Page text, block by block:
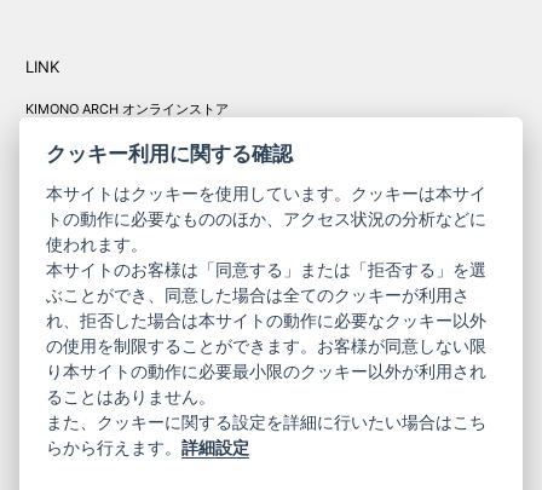
LINK
KIMONO ARCH オンラインストア
コーポレート
サイト
きものやまと振
袖
サイト
ニュースレター
ご利用案内
お問い合わせ
プライバシーポリシー
特定商取引法に基づく表記
ご利用規約
クッキー利用に関する確認
本サイトはクッキーを使用しています。クッキーは本サイ
トの動作に必要なもののほか、アクセス状況の分析などに
使われます。
本サイトのお客様は「同意する」または「拒否する」を選
ぶことができ、同意した場合は全てのクッキーが利用さ
れ、拒否した場合は本サイトの動作に必要なクッキー以外
の使用を制限することができます。お客様が同意しない限
り本サイトの動作に必要最小限のクッキー以外が利用され
ることはありません。
また、クッキーに関する設定を詳細に行いたい場合はこち
らから行えます。詳細設定